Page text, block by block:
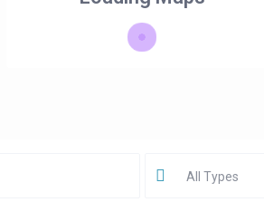
All Types